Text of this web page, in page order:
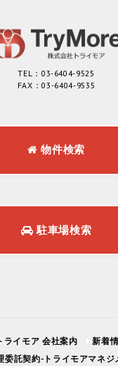
TEL：03-6404-9525
FAX：03-6404-9535
物件検索
駐車場検索
ライモア 会社案内
新着
委託契約-トライモアマネジ